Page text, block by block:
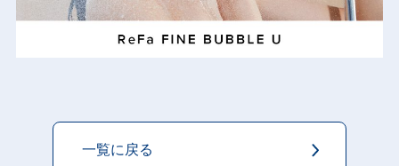
一覧に戻る